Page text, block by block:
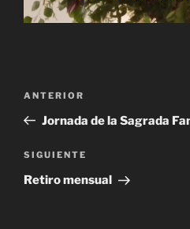
entradas
Entrada
anterior:
ANTERIOR
Jornada de la Sagrada
Siguiente
entrada
SIGUIENTE
Retiro mensual